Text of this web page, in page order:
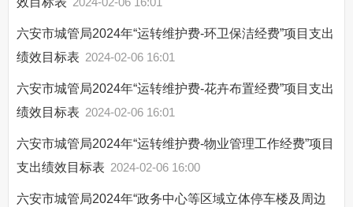
六安市城管局2024年“运转维护费-环卫保洁经费”项目支出
绩效目标表 2024-02-06 16:01
六安市城管局2024年“运转维护费-花卉布置经费”项目支出
绩效目标表 2024-02-06 16:01
六安市城管局2024年“运转维护费-物业管理工作经费”项目
支出绩效目标表 2024-02-06 16:00
六安市城管局2024年“政务中心等区域立体停车楼及周边